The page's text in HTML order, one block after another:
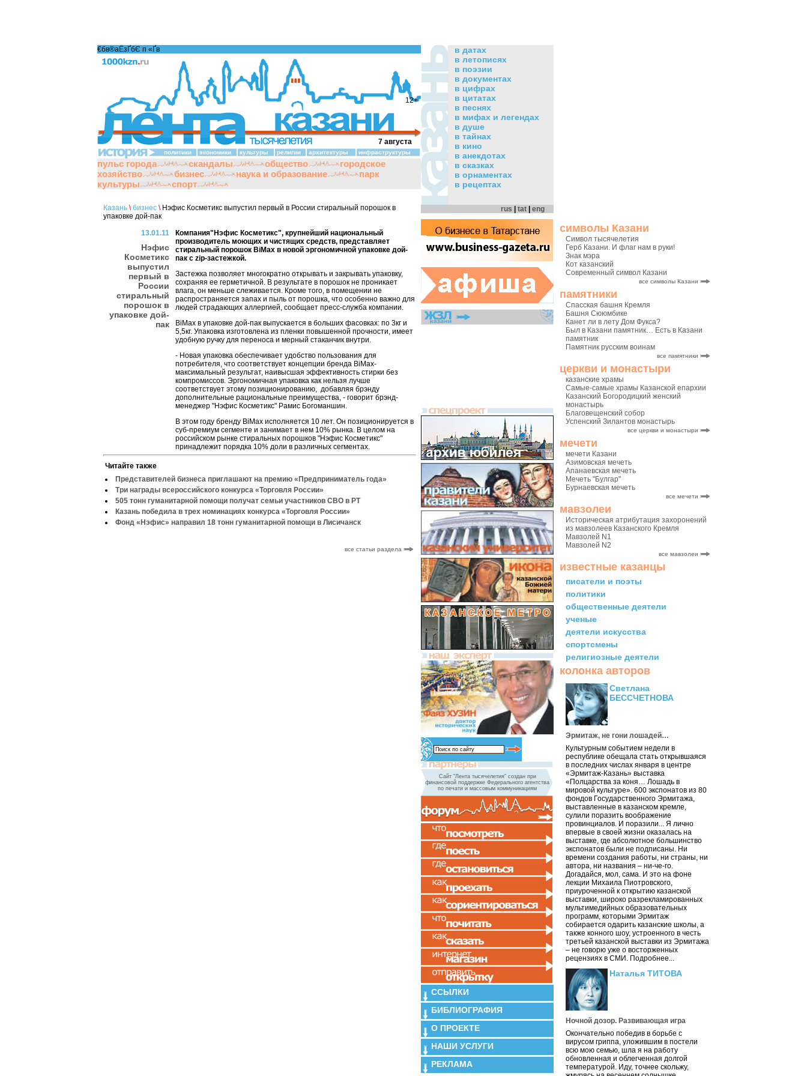
символы Казани
Символ тысячелетия
Герб Казани. И флаг нам в руки!
Знак мэра
Кот казанский
Современный символ Казани
все символы Казани
памятники
Спасская башня Кремля
Башня Сююмбике
Канет ли в лету Дом Фукса?
Был в Казани памятник… Есть в Казани
памятник
Памятник русским воинам
все памятники
церкви и монастыри
казанские храмы
Самые-самые храмы Казанской епархии
Казанский Богородицкий женский
монастырь
Благовещенский собор
Успенский Зилантов монастырь
все церкви и монастыри
мечети
мечети Казани
Азимовская мечеть
Апанаевская мечеть
Мечеть "Булгар"
Бурнаевская мечеть
все мечети
мавзолеи
Историческая атрибутация захоронений
из мавзолеев Казанского Кремля
Мавзолей N1
Мавзолей N2
все мавзолеи
известные казанцы
писатели и поэты
политики
общественные деятели
ученые
деятели искусства
спортсмены
религиозные деятели
колонка авторов
Светлана
БЕССЧЕТНОВА
Эрмитаж, не гони лошадей…
Культурным событием недели в
республике обещала стать открывшаяся
в последних числах января в центре
«Эрмитаж-Казань» выставка
«Полцарства за коня… Лошадь в
мировой культуре». 600 экспонатов из 80
фондов Государственного Эрмитажа,
выставленные в казанском кремле,
сулили поразить воображение
провинциалов. И поразили... Я лично
впервые в своей жизни оказалась на
выставке, где абсолютное большинство
экспонатов были не подписаны. Ни
времени создания работы, ни страны, ни
автора, ни названия – ни-че-го.
Догадайся, мол, сама. И это на фоне
лекции Михаила Пиотровского,
приуроченной к открытию казанской
выставки, широко разрекламированных
мультимедийных образовательных
программ, которыми Эрмитаж
собирается одарить казанские школы, а
также конного шоу, устроенного в честь
третьей казанской выставки из Эрмитажа
– не говорю уже о восторженных
рецензиях в СМИ. Подробнее...
Наталья ТИТОВА
Ночной дозор. Развивающая игра
Окончательно победив в борьбе с
вирусом гриппа, уложившим в постели
всю мою семью, шла я на работу
обновленная и облегченная долгой
температурой. Иду, точнее скольжу,
12+
€бв®аЁзҐбЄ п «Ґ­в
7 августа
политики экономики культуры религии архитектуры инфраструктуры
пульс города скандалы общество
городское
хозяйство
бизнес наука и образование
парк
культуры
спорт
Казань \ бизнес \Нэфис Косметикс выпустил первый в России стиральный порошок в
упаковке дой-пак
13.01.11
Нэфис
Косметикс
выпустил
первый в
России
стиральный
порошок в
упаковке дой-
пак
Компания"Нэфис Косметикс", крупнейший национальный
производитель моющих и чистящих средств, представляет
стиральный порошок BiMax в новой эргономичной упаковке дой-
пак с zip-застежкой.
Застежка позволяет многократно открывать и закрывать упаковку,
сохраняя ее герметичной. В результате в порошок не проникает
влага, он меньше слеживается. Кроме того, в помещении не
распространяется запах и пыль от порошка, что особенно важно для
людей страдающих аллергией, сообщает пресс-служба компании.
BiMax в упаковке дой-пак выпускается в больших фасовках: по 3кг и
5,5кг. Упаковка изготовлена из пленки повышенной прочности, имеет
удобную ручку для переноса и мерный стаканчик внутри.
- Новая упаковка обеспечивает удобство пользования для
потребителя, что соответствует концепции бренда BiMax-
максимальный результат, наивысшая эффективность стирки без
компромиссов. Эргономичная упаковка как нельзя лучше
соответствует этому позиционированию, добавляя брэнду
дополнительные рациональные преимущества, - говорит брэнд-
менеджер "Нэфис Косметикс" Рамис Богоманшин.
В этом году бренду BiMax исполняется 10 лет. Он позиционируется в
суб-премиум сегменте и занимает в нем 10% рынка. В целом на
российском рынке стиральных порошков "Нэфис Косметикс"
принадлежит порядка 10% доли в различных сегментах.
Читайте также
Представителей бизнеса приглашают на премию «Предприниматель года»
Три награды всероссийского конкурса «Торговля России»
505 тонн гуманитарной помощи получат семьи участников СВО в РТ
Казань победила в трех номинациях конкурса «Торговля России»
Фонд «Нэфис» направил 18 тонн гуманитарной помощи в Лисичанск
все статьи раздела
в датах
в летописях
в поэзии
в документах
в цифрах
в цитатах
в песнях
в мифах и легендах
в душе
в тайнах
в кино
в анекдотах
в сказках
в орнаментах
в рецептах
rus tat eng
Сайт "Лента тысячелетия" создан при
финансовой поддержке Федерального агентства
по печати и массовым коммуникациям
ССЫЛКИ
БИБЛИОГРАФИЯ
О ПРОЕКТЕ
НАШИ УСЛУГИ
РЕКЛАМА